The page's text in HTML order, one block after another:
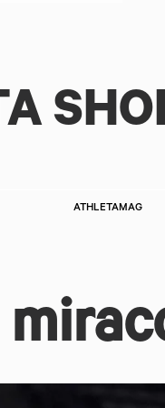
ATHLETAMAG